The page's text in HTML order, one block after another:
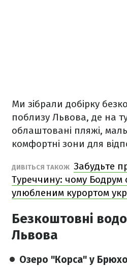
Ми зібрали добірку
поблизу Львова, де на
облаштовані пляжі,
комфортні зони для
ДИВІТЬСЯ ТАКОЖ Забудьте
Туреччину: чому Бодрум
улюбленим курортом
Безкоштовні
Львова
Озеро "Корса" у